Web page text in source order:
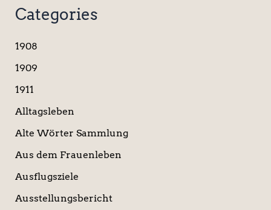
c
h
n
a
h
Categories
1908
1909
1911
Alltagsleben
Alte Wörter Sammlung
Aus dem Frauenleben
Ausflugsziele
Ausstellungsbericht